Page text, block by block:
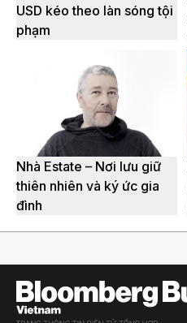
USD kéo theo làn sóng tội
phạm
Nhà Estate – Nơi lưu giữ
thiên nhiên và ký ức gia
đình